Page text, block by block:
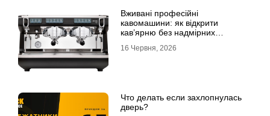
Вживані професійні
кавомашини: як відкрити
кав’ярню без надмірних
16 Червня, 2026
Что делать если захлопнулась
дверь?